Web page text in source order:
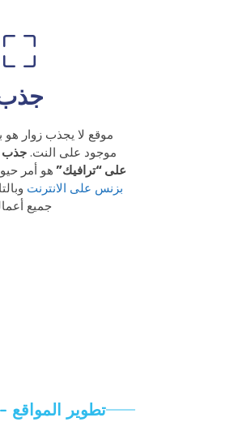
موقع لا يجذب زوار هو
موجود على النت.جذب
على “ترافيك”هو أمر
بزنس على الانترنت
جميع
تطوير المواقع –